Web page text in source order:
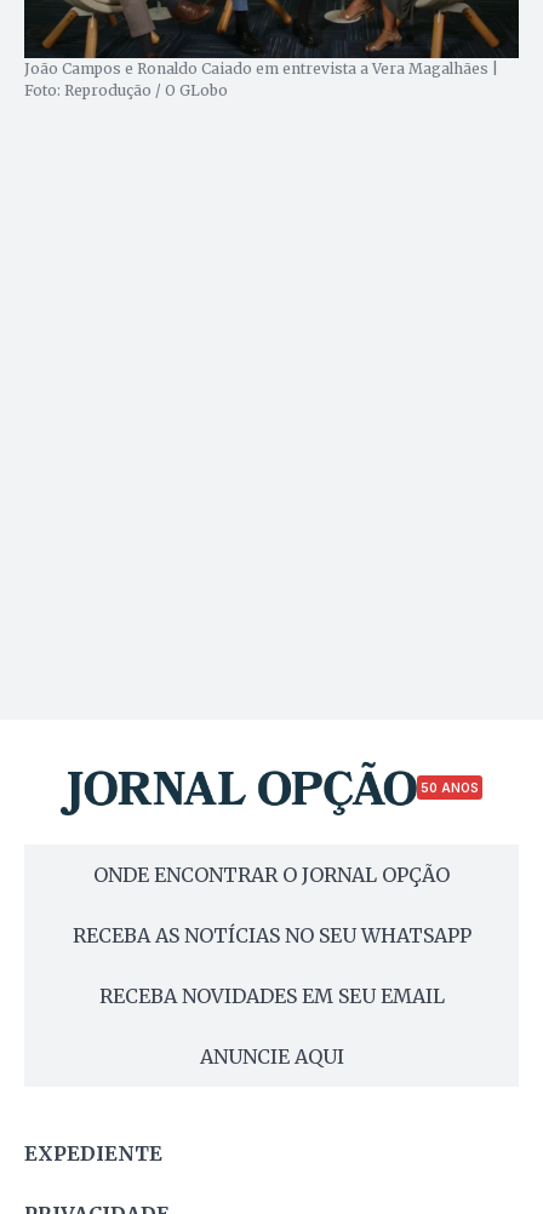
João Campos e Ronaldo Caiado em entrevista a Vera Magalhães |
Foto: Reprodução / O GLobo
50 ANOS
ONDE ENCONTRAR O JORNAL OPÇÃO
RECEBA AS NOTÍCIAS NO SEU WHATSAPP
RECEBA NOVIDADES EM SEU EMAIL
ANUNCIE AQUI
EXPEDIENTE